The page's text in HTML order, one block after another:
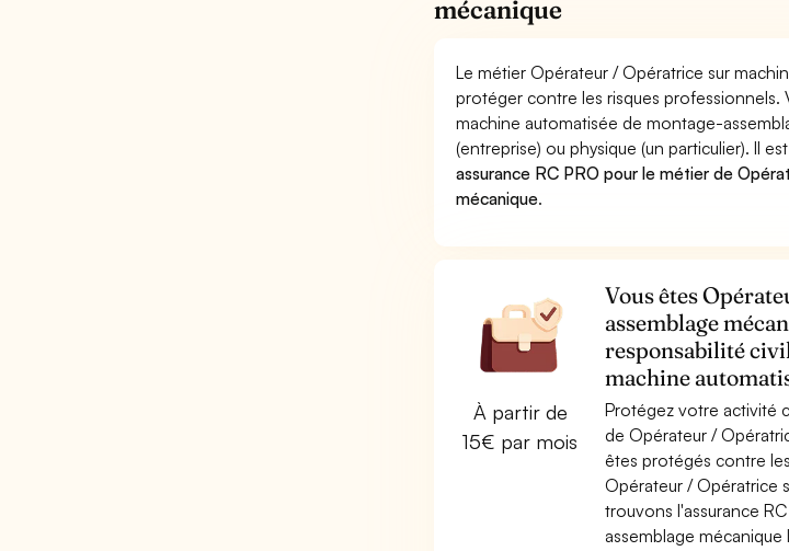
mécanique
Le métier Opérateur / Opératrice sur
protéger contre les risques professionnels.
machine automatisée de montage-
(entreprise) ou physique (un particulier). Il
assurance RC PRO pour le métier de
mécanique.
À partir de
15€ par mois
Vous êtes
assemblage
responsabilité
machine
Protégez votre activité
de Opérateur /
êtes protégés contre
Opérateur / Opératrice
trouvons l'assurance
assemblage